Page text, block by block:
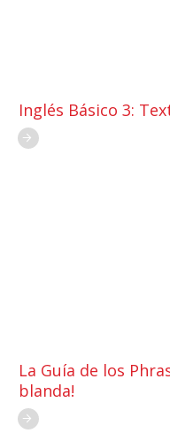
Inglés Básico 3:
La Guía de los
blanda!